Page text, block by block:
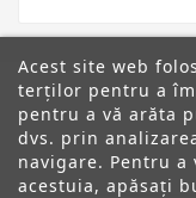
Acest site web
terților pentru a
pentru a vă arăta
dvs. prin
navigare. Pentru
acestuia, apăsați